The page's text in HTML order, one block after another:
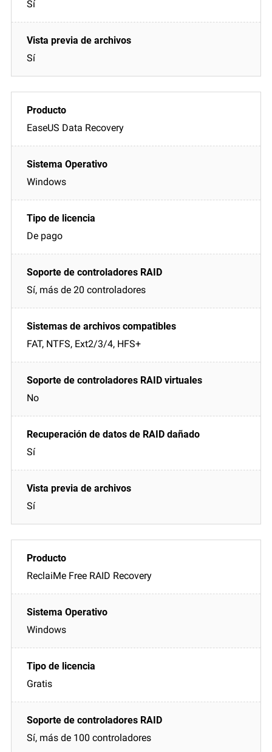
Sí
Sí
EaseUS Data Recovery
Windows
De pago
Sí, más de 20 controladores
FAT, NTFS, Ext2/3/4, HFS+
No
Sí
Sí
ReclaiMe Free RAID Recovery
Windows
Gratis
Sí, más de 100 controladores